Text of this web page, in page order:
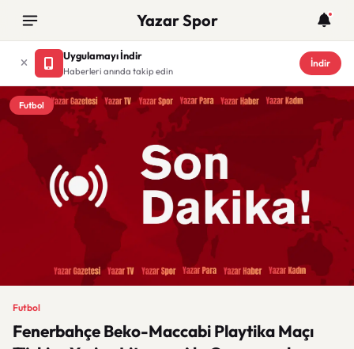
Yazar Spor
Uygulamayı İndir
Haberleri anında takip edin
İndir
Futbol
Futbol
Fenerbahçe Beko-Maccabi Playtika Maçı